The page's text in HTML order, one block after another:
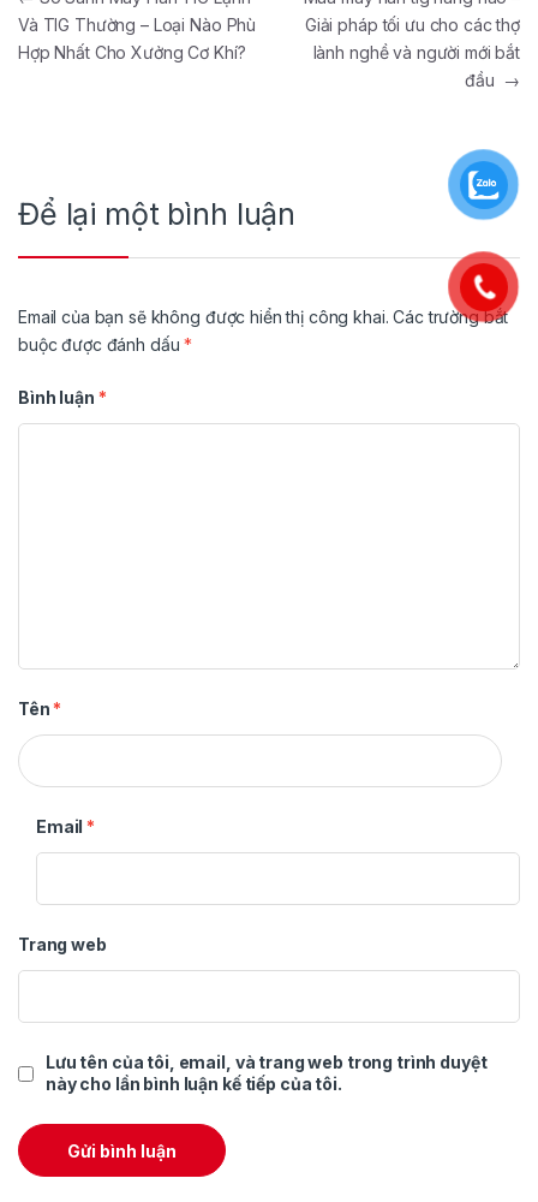
Và TIG Thường – Loại Nào Phù
Hợp Nhất Cho Xưởng Cơ Khí?
Giải pháp tối ưu cho các thợ
lành nghề và người mới bắt
đầu →
Để lại một bình luận
Email của bạn sẽ không được hiển thị công khai. Các trường bắt
buộc được đánh dấu*
Bình luận *
Tên *
Email *
Trang web
Lưu tên của tôi, email, và trang web trong trình duyệt
này cho lần bình luận kế tiếp của tôi.